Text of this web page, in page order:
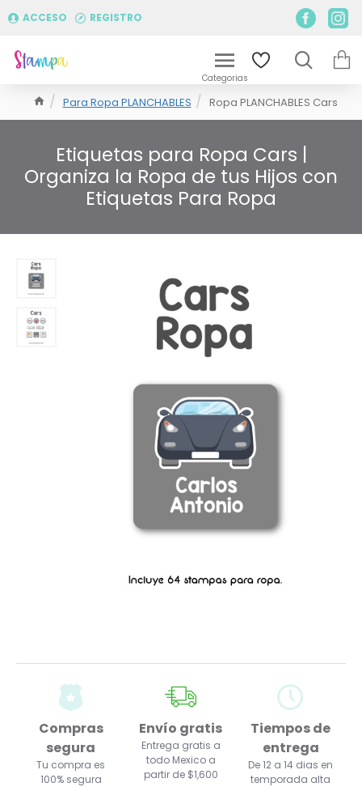
ACCESO REGISTRO
Para Ropa PLANCHABLES Ropa PLANCHABLES Cars
Etiquetas para Ropa Cars |
Organiza la Ropa de tus Hijos con
Etiquetas Para Ropa
Compras
segura
Tu compra es
100% segura
Envío gratis
Entrega gratis a
todo Mexico a
partir de $1,600
Tiempos de
entrega
De 12 a 14 dias en
temporada alta